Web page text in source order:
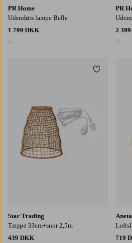
PR Home
Udendørs lampe Belle
1 799 DKK
PR
2
Star Trading
Tæppe 33cm+snor 2,5m
439 DKK
Tilføj til
719